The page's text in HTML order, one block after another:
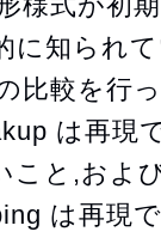
に知られ
比較を行
は再現
こと,およ
は再現